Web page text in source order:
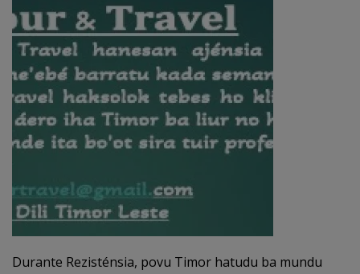
Durante Rezisténsia, povu Timor hatudu ba mundu